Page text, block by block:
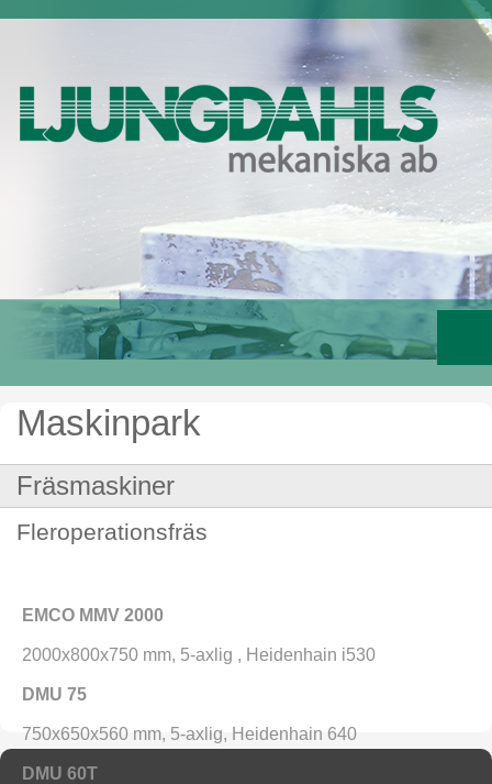
Maskinpark
Fräsmaskiner
Fleroperationsfräs
EMCO MMV 2000
2000x800x750 mm, 5-axlig , Heidenhain i530
DMU 75
750x650x560 mm, 5-axlig, Heidenhain 640
DMU 60T